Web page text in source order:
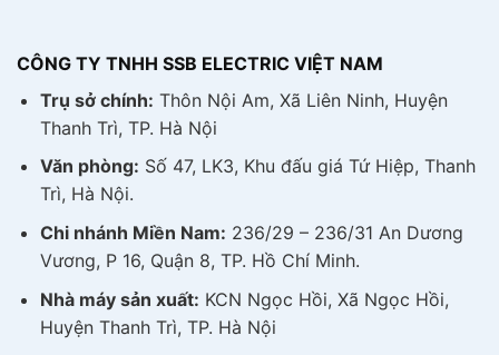
CÔNG TY TNHH SSB ELECTRIC VIỆT NAM
Trụ sở chính: Thôn Nội Am, Xã Liên Ninh, Huyện
Thanh Trì, TP. Hà Nội
Văn phòng: Số 47, LK3, Khu đấu giá Tứ Hiệp, Thanh
Trì, Hà Nội.
Chi nhánh Miền Nam: 236/29 – 236/31 An Dương
Vương, P 16, Quận 8, TP. Hồ Chí Minh.
Nhà máy sản xuất: KCN Ngọc Hồi, Xã Ngọc Hồi,
Huyện Thanh Trì, TP. Hà Nội